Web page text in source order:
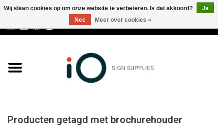
Merken
Producten getagd met brochurehouder
Wij slaan cookies op om onze website te verbeteren. Is dat akkoord?
Ja
Nee
Meer over cookies »